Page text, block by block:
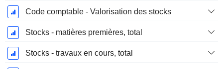
Code comptable - Valorisation des stocks
Stocks - matières premières, total
Stocks - travaux en cours, total